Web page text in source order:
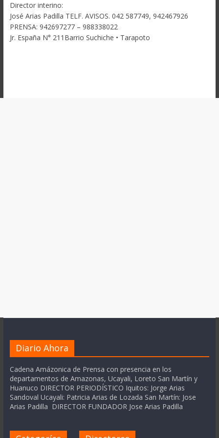
Director interino:
José Arias Padilla TELF. AVISOS. 042 587749, 942467926
PRENSA: 942697277 – 988338022
Jr. España N° 211Barrio Suchiche • Tarapoto
Diario Ahora
Cadena Amázonica de Prensa con presencia en los
departamentos de Amazonas, Ucayali, Loreto San Martín y
Huanuco DIRECTOR PERIODÍSTICO Iquitos: Jorge Arias
Sandoval Ucayali: Patricia Arias de Lozada San Martín: Jose
Arias Padilla DIRECTOR FUNDADOR Jose Arias Padilla